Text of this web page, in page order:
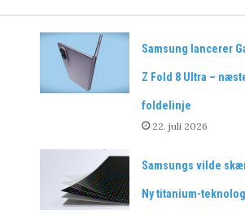
Samsung lancerer
Z Fold 8 Ultra –
foldelinje
22. juli 2026
Samsungs vilde
Ny titanium-